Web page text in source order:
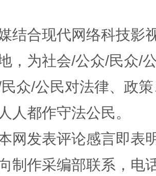
”王建安的艺术幻境
结合现代网络科技影
，为社会/公众/民众/
众/公民对法律、政
人都作守法公民。
网发表评论感言即表
制作采编部联系，电